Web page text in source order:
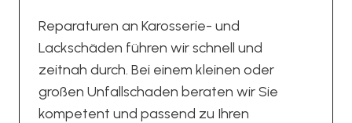
Reparaturen an Karosserie- und
Lackschäden führen wir schnell und
zeitnah durch. Bei einem kleinen oder
großen Unfallschaden beraten wir Sie
kompetent und passend zu Ihren